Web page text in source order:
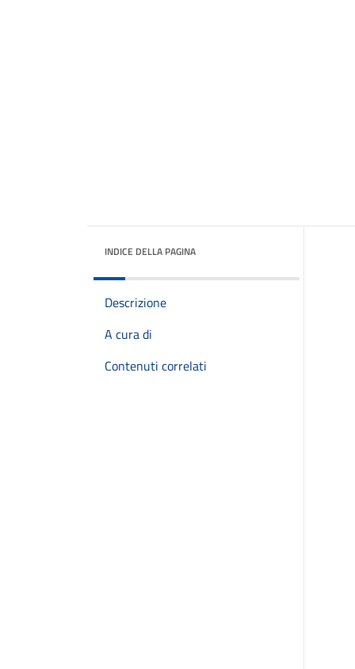
INDICE DELLA PAGINA
Descrizione
A cura di
Contenuti correlati